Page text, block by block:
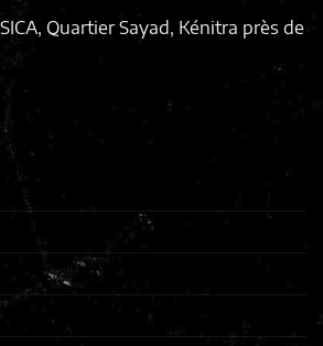
Quartier Sayad, Kénitra près de